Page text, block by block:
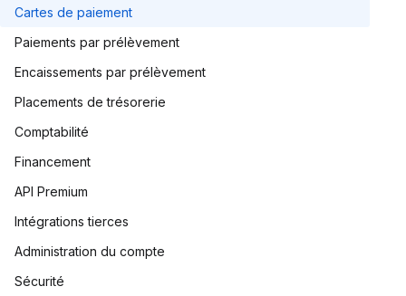
Cartes de paiement
Paiements par prélèvement
Encaissements par prélèvement
Placements de trésorerie
Comptabilité
Financement
API Premium
Intégrations tierces
Administration du compte
Sécurité